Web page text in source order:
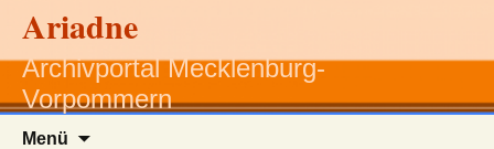
Ariadne
Archivportal Mecklenburg-
Vorpommern
Menü